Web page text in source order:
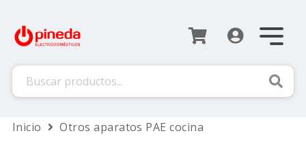
Inicio
 Otros aparatos PAE cocina